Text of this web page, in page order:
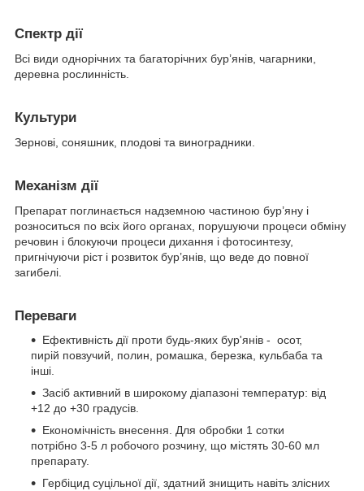
Спектр дії
Всі види однорічних та багаторічних бур’янів, чагарники,
деревна рослинність.
Культури
Зернові, соняшник, плодові та виноградники.
Механізм дії
Препарат поглинається надземною частиною бур’яну і
розноситься по всіх його органах, порушуючи процеси обміну
речовин і блокуючи процеси дихання і фотосинтезу,
пригнічуючи ріст і розвиток бур’янів, що веде до повної
загибелі.
Переваги
Ефективність дії проти будь-яких бур'янів - осот,
пирій повзучий, полин, ромашка, березка, кульбаба та
інші.
Засіб активний в широкому діапазоні температур: від
+12 до +30 градусів.
Економічність внесення. Для обробки 1 сотки
потрібно 3-5 л робочого розчину, що містять 30-60 мл
препарату.
Гербіцид суцільної дії, здатний знищить навіть злісних